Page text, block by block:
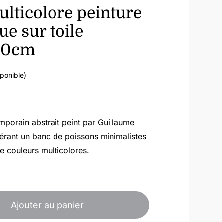
peinture
sur toile
abstrait peint par Guillaume
un banc de poissons minimalistes
couleurs multicolores.
de
Ajouter au panier